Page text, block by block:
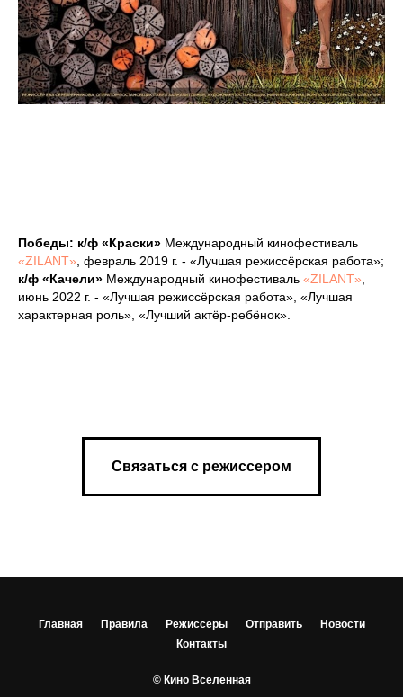
Победы: к/ф «Краски» Международный кинофестиваль
«ZILANT» , февраль 2019 г. - «Лучшая режиссёрская работа»;
к/ф «Качели» Международный кинофестиваль «ZILANT»
июнь 2022 г. - «Лучшая режиссёрская работа», «Лучшая
характерная роль», «Лучший актёр-ребёнок».
Связаться с режиссером
Главная Правила Режиссеры Отправить
Новости
Контакты
© Кино Вселенная